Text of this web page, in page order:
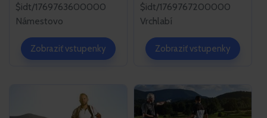
$idt/1769763600000
Námestovo
Zobraziť vstupenky
$idt/1769767200000
Vrchlabí
Zobraziť vstupenky